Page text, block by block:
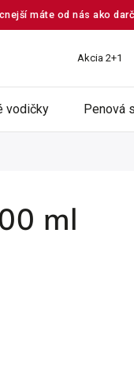
máte od nás ako
Akcia 2+1
vodičky Penová
ml